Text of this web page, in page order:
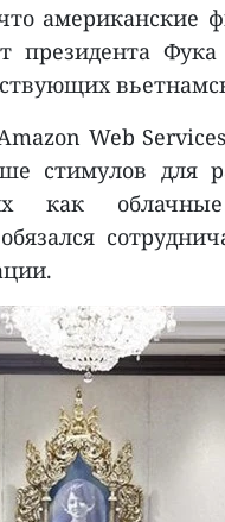
американские
президента
Web
стимулов для
как